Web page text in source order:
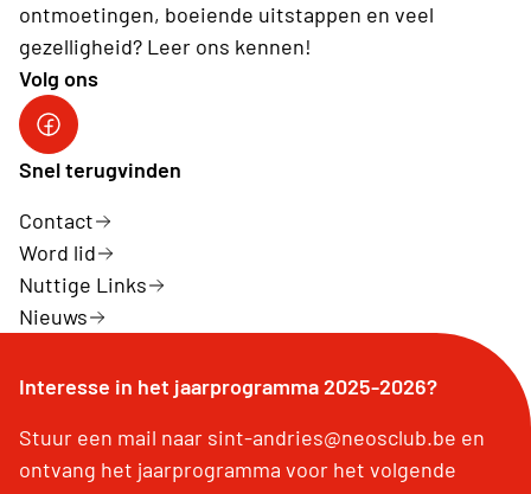
ontmoetingen, boeiende uitstappen en veel
gezelligheid? Leer ons kennen!
Volg ons
Volg ons op facebook
Snel terugvinden
Contact
Word lid
Nuttige Links
Nieuws
Interesse in het jaarprogramma 2025-2026?
Stuur een mail naar sint-andries@neosclub.be en
ontvang het jaarprogramma voor het volgende